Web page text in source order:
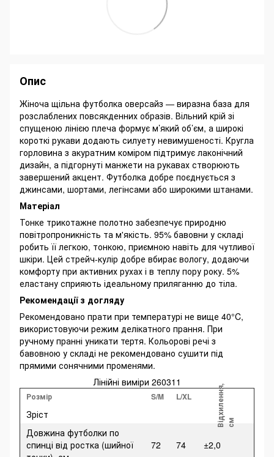
Опис
Жіноча щільна футболка оверсайз — виразна база для
розслаблених повсякденних образів. Вільний крій зі
спущеною лінією плеча формує м’який об’єм, а широкі
короткі рукави додають силуету невимушеності. Кругла
горловина з акуратним коміром підтримує лаконічний
дизайн, а підгорнуті манжети на рукавах створюють
завершений акцент. Футболка добре поєднується з
джинсами, шортами, легінсами або широкими штанами.
Матеріал
Тонке трикотажне полотно забезпечує природню
повітропроникність та м'якість. 95% бавовни у складі
робить її легкою, тонкою, приємною навіть для чутливої
шкіри. Цей стрейч-кулір добре вбирає вологу, додаючи
комфорту при активних рухах і в теплу пору року. 5%
еластану сприяють ідеальному приляганню до тіла.
Рекомендації з догляду
Рекомендовано прати при температурі не вище 40°C,
використовуючи режим делікатного прання. При
ручному пранні уникати тертя. Кольорові речі з
бавовною у складі не рекомендовано сушити під
прямими сонячними променями.
Лінійні виміри 260311
Розмір S/M L/XL В
і
д
х
и
л
е
н
н
я
,
с м
Зріст
Довжина футболки по
спинці від ростка (шийної
72 74 ±2,0